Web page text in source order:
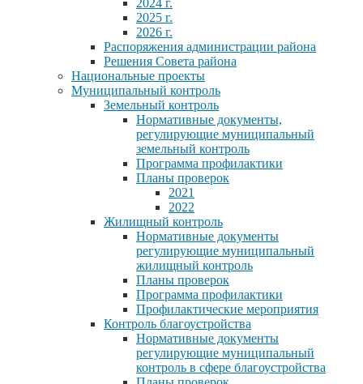
2025 г.
2026 г.
Распоряжения администрации района
Решения Совета района
Национальные проекты
Муниципальный контроль
Земельный контроль
Нормативные документы,
регулирующие муниципальный
земельный контроль
Программа профилактики
Планы проверок
2021
2022
Жилищный контроль
Нормативные документы
регулирующие муниципальный
жилищный контроль
Планы проверок
Программа профилактики
Профилактические мероприятия
Контроль благоустройства
Нормативные документы
регулирующие муниципальный
контроль в сфере благоустройства